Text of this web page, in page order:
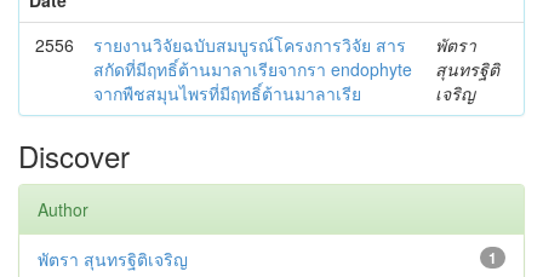
2556
รายงานวิจัยฉบับสมบูรณ์โครงการวิจัย สาร
สกัดที่มีฤทธิ์ต้านมาลาเรียจากรา endophyte
จากพืชสมุนไพรที่มีฤทธิ์ต้านมาลาเรีย
พัตรา
สุนทรฐิติ
เจริญ
Discover
Author
1
พัตรา สุนทรฐิติเจริญ